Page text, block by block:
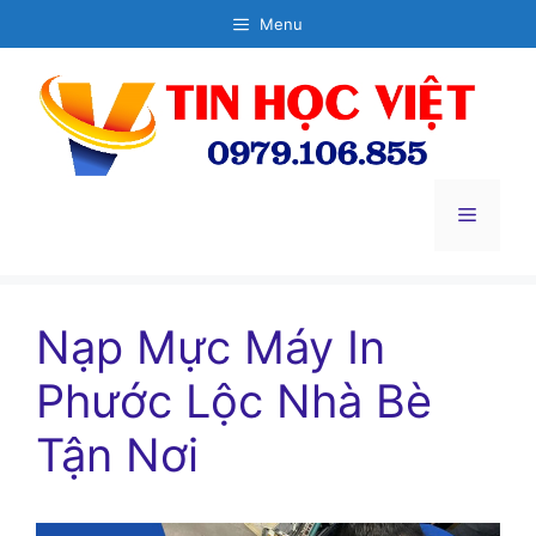
đến
dung
Menu
Menu
Nạp Mực Máy In
Phước Lộc Nhà Bè
Tận Nơi